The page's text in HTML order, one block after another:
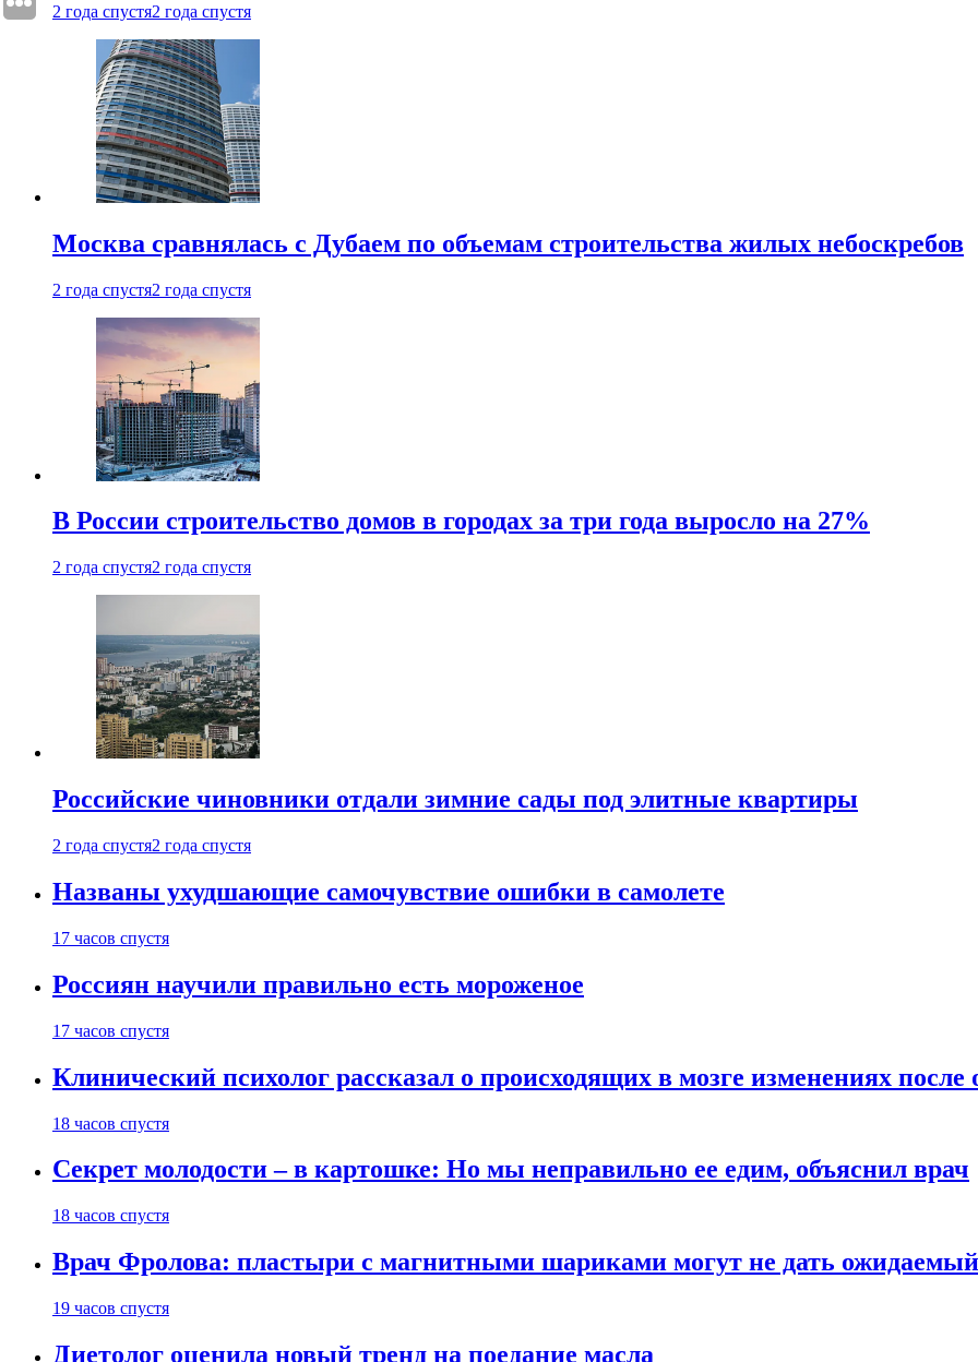
2 года спустя2 года спустя
Москва сравнялась с Дубаем по объемам строительства жилых небоскребов
2 года спустя2 года спустя
В России строительство домов в городах за три года выросло на 27%
2 года спустя2 года спустя
Российские чиновники отдали зимние сады под элитные квартиры
2 года спустя2 года спустя
Названы ухудшающие самочувствие ошибки в самолете
17 часов спустя
Россиян научили правильно есть мороженое
17 часов спустя
Клинический психолог рассказал о происходящих в мозге изменениях после
18 часов спустя
Секрет молодости – в картошке: Но мы неправильно ее едим, объяснил врач
18 часов спустя
Врач Фролова: пластыри с магнитными шариками могут не дать
19 часов спустя
Диетолог оценила новый тренд на поедание масла